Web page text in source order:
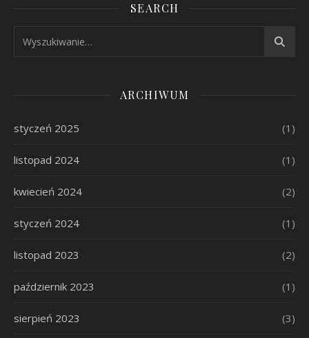
SEARCH
ARCHIWUM
styczeń 2025 (1)
listopad 2024 (1)
kwiecień 2024 (2)
styczeń 2024 (1)
listopad 2023 (2)
październik 2023 (1)
sierpień 2023 (3)